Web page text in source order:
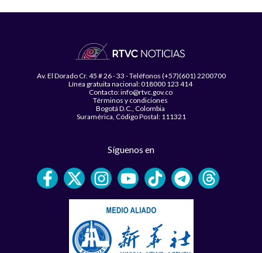
Av. El Dorado Cr. 45 # 26 - 33 - Teléfonos (+57)(601) 2200700
Línea gratuita nacional: 018000 123 414
Contacto: info@rtvc.gov.co
Términos y condiciones
Bogotá D.C., Colombia
Suramérica, Código Postal: 111321
Síguenos en